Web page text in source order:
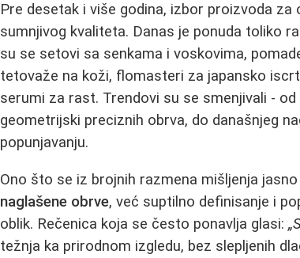
Pre desetak i više godina, izbor proizvoda
sumnjivog kvaliteta. Danas je ponuda toliko
su se setovi sa senkama i voskovima,
tetovaže na koži, flomasteri za japansko
serumi za rast. Trendovi su se smenjivali -
geometrijski preciznih obrva, do današnjeg
popunjavanju.
Ono što se iz brojnih razmena mišljenja
naglašene obrve, već suptilno definisanje i
oblik. Rečenica koja se često ponavlja glasi:
težnja ka prirodnom izgledu, bez slepljenih